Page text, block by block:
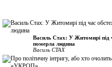
Василь Стах: У Житомирі під
померла людина
Василь СТАХ